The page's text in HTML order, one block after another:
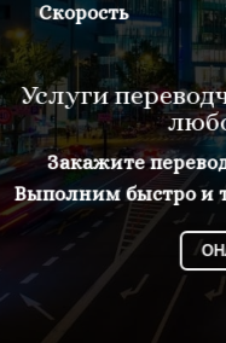
Скорость
Услуги
Закажите
Выполним быстро и